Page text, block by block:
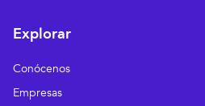
Explorar
Conócenos
Empresas